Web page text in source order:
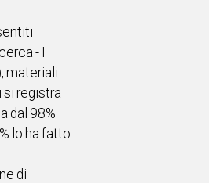
- I
materiali
si registra
dal 98%
lo ha fatto
di